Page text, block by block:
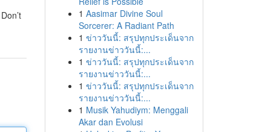
1 Aasimar Divine Soul
Sorcerer: A Radiant Path
1 ข่าววันนี้: สรุปทุกประเด็นจาก
รายงานข่าววันนี้:...
1 ข่าววันนี้: สรุปทุกประเด็นจาก
รายงานข่าววันนี้:...
1 ข่าววันนี้: สรุปทุกประเด็นจาก
รายงานข่าววันนี้:...
1 Musik Yahudiym: Menggali
Akar dan Evolusi